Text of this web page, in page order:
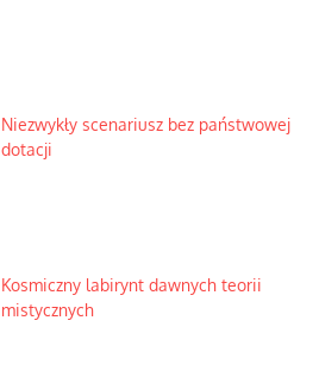
Niezwykły scenariusz bez państwowej
dotacji
Kosmiczny labirynt dawnych teorii
mistycznych